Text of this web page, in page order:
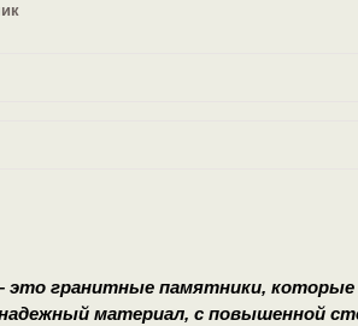
гранитные памятники, которые
материал, с повышенной